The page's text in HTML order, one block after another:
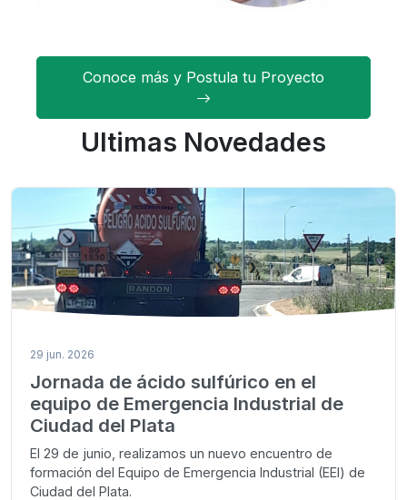
Conoce más y Postula tu Proyecto
Ultimas Novedades
29 jun. 2026
Jornada de ácido sulfúrico en el
equipo de Emergencia Industrial de
Ciudad del Plata
El 29 de junio, realizamos un nuevo encuentro de
formación del Equipo de Emergencia Industrial (EEI) de
Ciudad del Plata.